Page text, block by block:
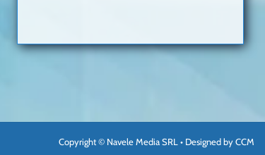
Copyright © Navele Media SRL • Designed byCCM